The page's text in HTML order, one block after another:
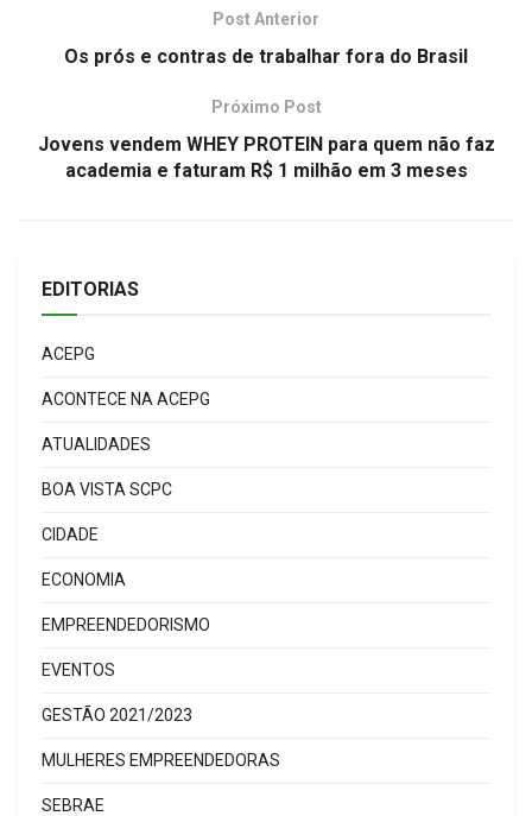
Post Anterior
Os prós e contras de trabalhar fora do Brasil
Próximo Post
Jovens vendem WHEY PROTEIN para quem não faz
academia e faturam R$ 1 milhão em 3 meses
EDITORIAS
ACEPG
ACONTECE NA ACEPG
ATUALIDADES
BOA VISTA SCPC
CIDADE
ECONOMIA
EMPREENDEDORISMO
EVENTOS
GESTÃO 2021/2023
MULHERES EMPREENDEDORAS
SEBRAE